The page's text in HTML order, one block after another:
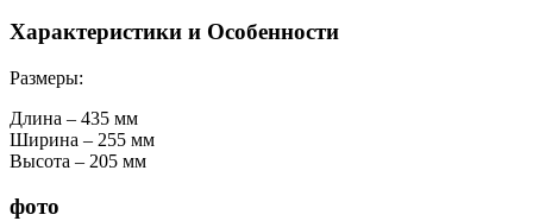
Характеристики и Особенности
Размеры:
Длина – 435 мм
Ширина – 255 мм
Высота – 205 мм
фото